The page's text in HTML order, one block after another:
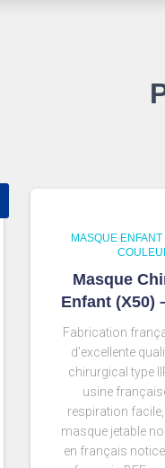
MASQUE ENFANT
Masque
Enfant (X50)
Fabrication
d’excellente
chirurgical type
usine
respiration
masque jetable
en français